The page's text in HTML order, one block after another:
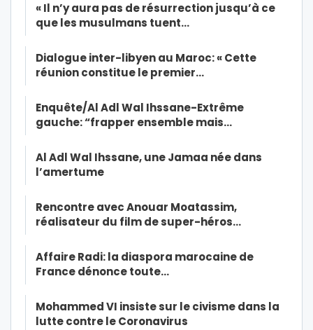
« Il n’y aura pas de résurrection jusqu’à ce
que les musulmans tuent…
Dialogue inter-libyen au Maroc: « Cette
réunion constitue le premier…
Enquête/Al Adl Wal Ihssane-Extrême
gauche: “frapper ensemble mais…
Al Adl Wal Ihssane, une Jamaa née dans
l’amertume
Rencontre avec Anouar Moatassim,
réalisateur du film de super-héros…
Affaire Radi: la diaspora marocaine de
France dénonce toute…
Mohammed VI insiste sur le civisme dans la
lutte contre le Coronavirus